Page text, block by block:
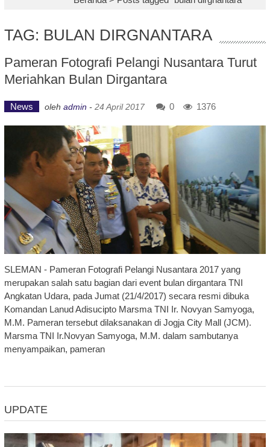
TAG: BULAN DIRGNANTARA
Pameran Fotografi Pelangi Nusantara Turut
Meriahkan Bulan Dirgantara
News oleh admin - 24 April 2017 0 1376
SLEMAN - Pameran Fotografi Pelangi Nusantara 2017 yang
merupakan salah satu bagian dari event bulan dirgantara TNI
Angkatan Udara, pada Jumat (21/4/2017) secara resmi dibuka
Komandan Lanud Adisucipto Marsma TNI Ir. Novyan Samyoga,
M.M. Pameran tersebut dilaksanakan di Jogja City Mall (JCM).
Marsma TNI Ir.Novyan Samyoga, M.M. dalam sambutanya
menyampaikan, pameran
UPDATE